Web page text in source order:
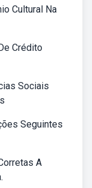
Cultural Na
Crédito
Sociais
Seguintes
A